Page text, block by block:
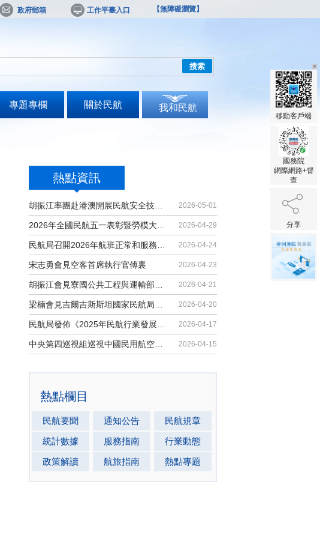
政府郵箱 工作平臺入口 【無障礙瀏覽】
搜索
專題專欄 關於民航 我和民航
熱點資訊
2026-05-01
2026-04-29
2026-04-24
宋志勇會見空客首席執行官傅裏 2026-04-23
2026-04-21
2026-04-20
2026-04-17
2026-04-15
熱點欄目
民航要聞 通知公告
民航規章
統計數據
服務指南
行業動態
政策解讀
航旅指南 熱點專題
移動客戶端
國務院
網際網路+督
查
分享